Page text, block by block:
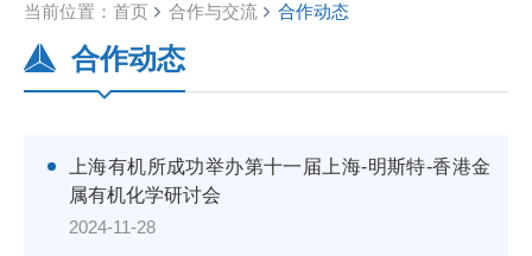
当前位置： 首页 合作与交流 合作动态
合作动态
上海有机所成功举办第十一届上海-明斯特-香港金
属有机化学研讨会
2024-11-28